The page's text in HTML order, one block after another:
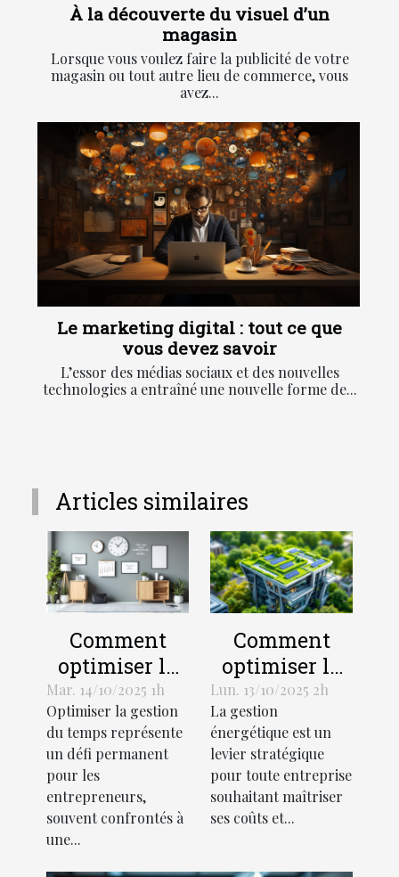
À la découverte du visuel d’un
magasin
Lorsque vous voulez faire la publicité de votre
magasin ou tout autre lieu de commerce, vous
avez...
Le marketing digital : tout ce que
vous devez savoir
L’essor des médias sociaux et des nouvelles
technologies a entraîné une nouvelle forme de...
Articles similaires
Comment
optimiser la
gestion du
temps pour
les
entrepreneurs
?
Mar. 14/10/2025 1h
Optimiser la gestion
du temps représente
un défi permanent
pour les
entrepreneurs,
souvent confrontés à
une...
Comment
optimiser la
gestion
énergétique
dans votre
entreprise ?
Lun. 13/10/2025 2h
La gestion
énergétique est un
levier stratégique
pour toute entreprise
souhaitant maîtriser
ses coûts et...